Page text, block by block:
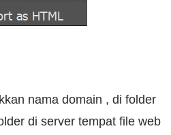
nama domain , di folder
di server tempat file web